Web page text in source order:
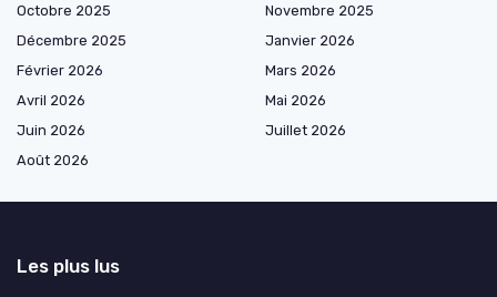
Octobre 2025
Novembre 2025
Décembre 2025
Janvier 2026
Février 2026
Mars 2026
Avril 2026
Mai 2026
Juin 2026
Juillet 2026
Août 2026
Les plus lus